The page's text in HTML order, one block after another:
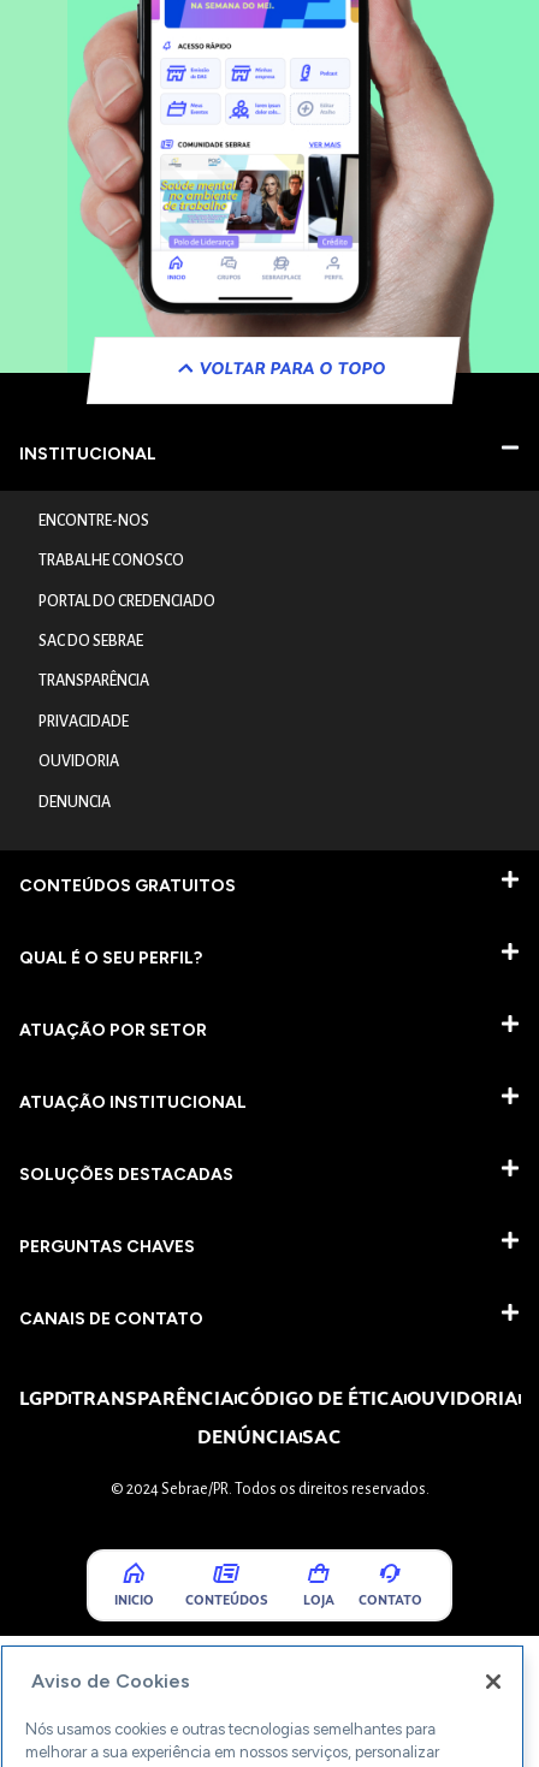
VOLTAR PARA O TOPO
INSTITUCIONAL
ENCONTRE-NOS
TRABALHE CONOSCO
PORTAL DO CREDENCIADO
SAC DO SEBRAE
TRANSPARÊNCIA
PRIVACIDADE
OUVIDORIA
DENUNCIA
CONTEÚDOS GRATUITOS
QUAL É O SEU PERFIL?
ATUAÇÃO POR SETOR
ATUAÇÃO INSTITUCIONAL
SOLUÇÕES DESTACADAS
PERGUNTAS CHAVES​
CANAIS DE CONTATO
LGPDTRANSPARÊNCIACÓDIGO DE ÉTICAOUVIDORIA
DENÚNCIASAC
© 2024 Sebrae/PR. Todos os direitos reservados.
INICIO CONTEÚDOS LOJA CONTATO
Aviso de Cookies
Nós usamos cookies e outras tecnologias semelhantes para
melhorar a sua experiência em nossos serviços, personalizar